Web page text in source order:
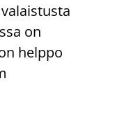
on
helppo